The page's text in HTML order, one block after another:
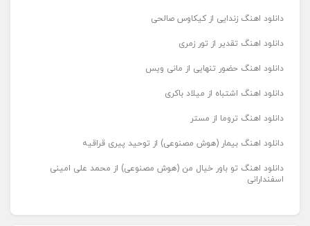
دانلود اهنگ زندایی از کیکاوس صالحی
دانلود اهنگ تقدیر از تور زمری
دانلود اهنگ حضور تنهایی از مانی ویس
دانلود اهنگ اشتباه از میلاد باکری
دانلود اهنگ تروما از مستر
دانلود اهنگ بیمار (هوش مصنوعی) از توحید پیری قراقیه
دانلود اهنگ تو باور خیال من (هوش مصنوعی) از محمد علی امینی
اسفندارانی